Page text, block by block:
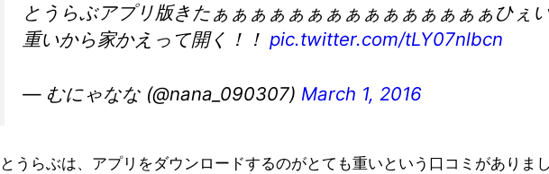
とうらぶアプリ版きたぁぁぁぁぁぁぁぁぁぁぁぁぁぁぁひぇ
重いから家かえって開く！！ pic.twitter.com/tLY07nlbcn
— むにゃなな (@nana_090307) March 1, 2016
とうらぶは、アプリをダウンロードするのがとても重いという口コミがありまし